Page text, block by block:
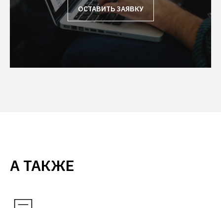
ОСТАВИТЬ ЗАЯВКУ
А ТАКЖЕ